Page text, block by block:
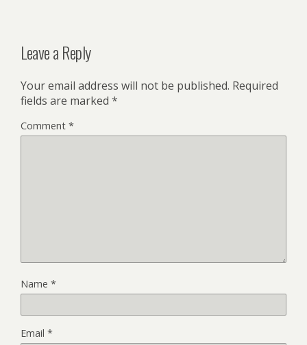
Leave a Reply
Your email address will not be published. Required
fields are marked *
Comment *
Name *
Email *